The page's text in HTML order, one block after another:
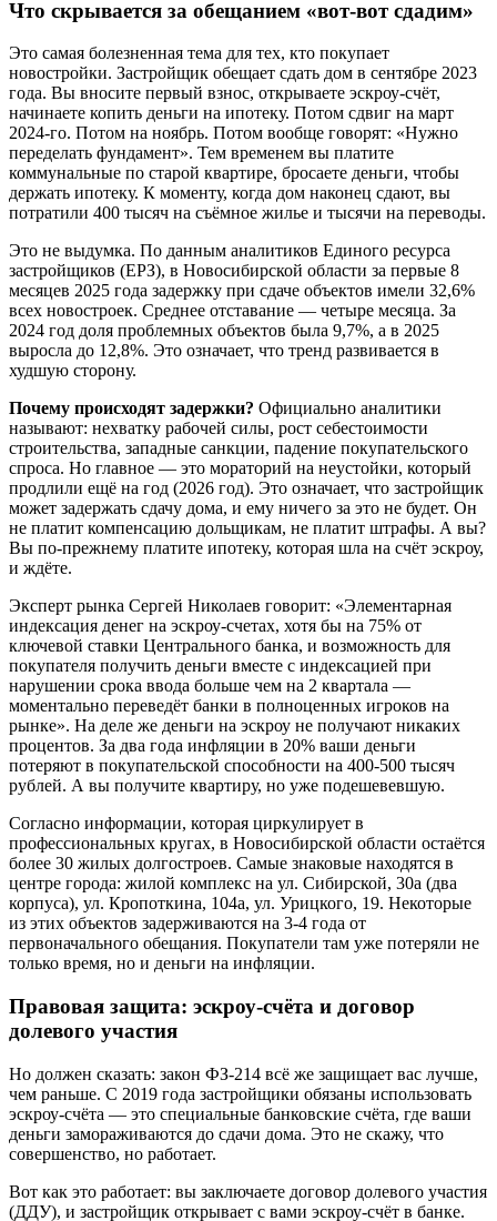
Что скрывается за обещанием «вот-вот сдадим»
Это самая болезненная тема для тех, кто покупает
новостройки. Застройщик обещает сдать дом в сентябре 2023
года. Вы вносите первый взнос, открываете эскроу-счёт,
начинаете копить деньги на ипотеку. Потом сдвиг на март
2024-го. Потом на ноябрь. Потом вообще говорят: «Нужно
переделать фундамент». Тем временем вы платите
коммунальные по старой квартире, бросаете деньги, чтобы
держать ипотеку. К моменту, когда дом наконец сдают, вы
потратили 400 тысяч на съёмное жилье и тысячи на переводы.
Это не выдумка. По данным аналитиков Единого ресурса
застройщиков (ЕРЗ), в Новосибирской области за первые 8
месяцев 2025 года задержку при сдаче объектов имели 32,6%
всех новостроек. Среднее отставание — четыре месяца. За
2024 год доля проблемных объектов была 9,7%, а в 2025
выросла до 12,8%. Это означает, что тренд развивается в
худшую сторону.
Почему происходят задержки? Официально аналитики
называют: нехватку рабочей силы, рост себестоимости
строительства, западные санкции, падение покупательского
спроса. Но главное — это мораторий на неустойки, который
продлили ещё на год (2026 год). Это означает, что застройщик
может задержать сдачу дома, и ему ничего за это не будет. Он
не платит компенсацию дольщикам, не платит штрафы. А вы?
Вы по-прежнему платите ипотеку, которая шла на счёт эскроу,
и ждёте.
Эксперт рынка Сергей Николаев говорит: «Элементарная
индексация денег на эскроу-счетах, хотя бы на 75% от
ключевой ставки Центрального банка, и возможность для
покупателя получить деньги вместе с индексацией при
нарушении срока ввода больше чем на 2 квартала —
моментально переведёт банки в полноценных игроков на
рынке». На деле же деньги на эскроу не получают никаких
процентов. За два года инфляции в 20% ваши деньги
потеряют в покупательской способности на 400-500 тысяч
рублей. А вы получите квартиру, но уже подешевевшую.
Согласно информации, которая циркулирует в
профессиональных кругах, в Новосибирской области остаётся
более 30 жилых долгостроев. Самые знаковые находятся в
центре города: жилой комплекс на ул. Сибирской, 30а (два
корпуса), ул. Кропоткина, 104а, ул. Урицкого, 19. Некоторые
из этих объектов задерживаются на 3-4 года от
первоначального обещания. Покупатели там уже потеряли не
только время, но и деньги на инфляции.
Правовая защита: эскроу-счёта и договор
долевого участия
Но должен сказать: закон ФЗ-214 всё же защищает вас лучше,
чем раньше. С 2019 года застройщики обязаны использовать
эскроу-счёта — это специальные банковские счёта, где ваши
деньги замораживаются до сдачи дома. Это не скажу, что
совершенство, но работает.
Вот как это работает: вы заключаете договор долевого участия
(ДДУ), и застройщик открывает с вами эскроу-счёт в банке.